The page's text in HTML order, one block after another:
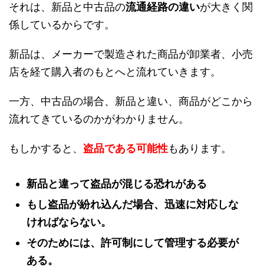
それは、新品と中古品の流通経路の違いが大きく関
係しているからです。
新品は、メーカーで製造された商品が卸業者、小売
店を経て購入者のもとへと流れていきます。
一方、中古品の場合、新品と違い、商品がどこから
流れてきているのかがわかりません。
もしかすると、 盗品である可能性もあります。
新品と違って盗品が混じる恐れがある
もし盗品が紛れ込んだ場合、迅速に対応しな
ければならない。
そのためには、許可制にして管理する必要が
ある。